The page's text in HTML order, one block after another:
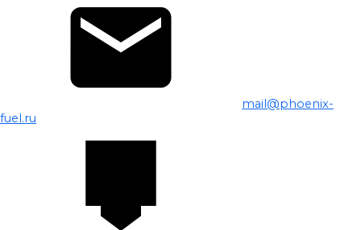
mail@phoenix-
fuel.ru